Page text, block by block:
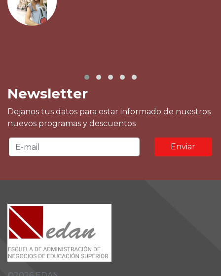
Newsletter
Dejanos tus datos para estar informado de nuestros
nuevos programas y descuentos
Enviar